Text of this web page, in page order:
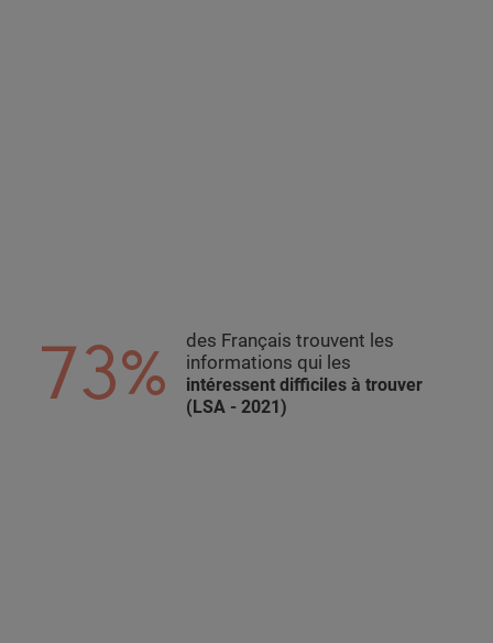
73%
des Français trouvent les
informations qui les
intéressent difficiles à trouver
(LSA - 2021)